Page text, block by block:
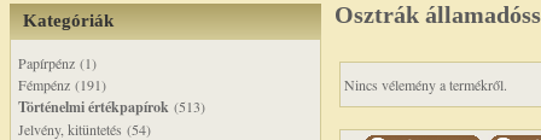
Kategóriák
Papírpénz (1)
Fémpénz (191)
Történelmi értékpapírok (513)
Jelvény, kitüntetés (54)
Osztrák
Nincs vélemény a termékről.